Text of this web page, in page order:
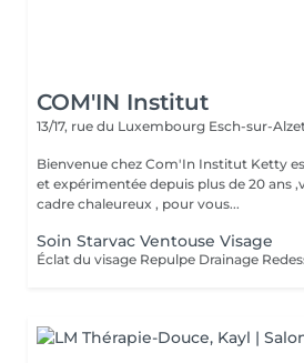
COM'IN Institut
13/17, rue du Luxembourg Esch-sur-
Bienvenue chez Com'In Institut Ketty estheticienne diplômée
et expérimentée depuis plus de 20 ans
cadre chaleureux , pour vous...
Soin Starvac Ventouse Visage